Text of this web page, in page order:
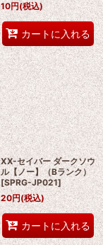
10円(税込)
カートに入れる
XX-セイバー ダークソウ
ル【ノー】（Bランク）
[SPRG-JP021]
20円(税込)
カートに入れる